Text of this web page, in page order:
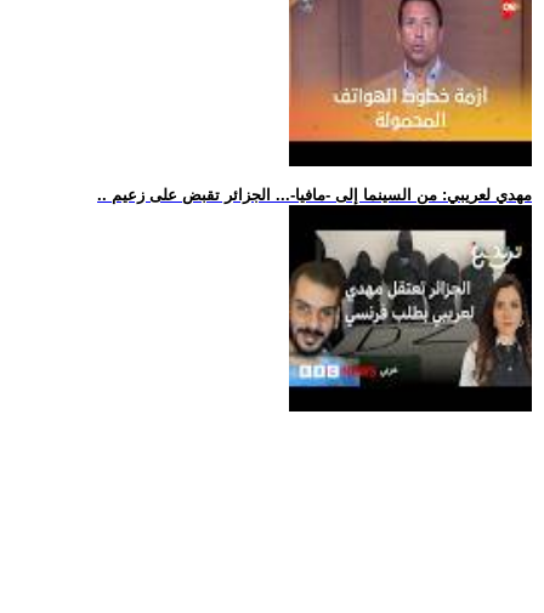
.. مهدي لعريبي: من السينما إلى -مافيا-... الجزائر تقبض على زعيم